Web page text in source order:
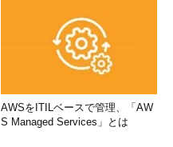
AWSをITILベースで管理、「AW
S Managed Services」とは